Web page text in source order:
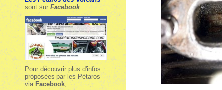
sont sur Facebook
Pour découvrir plus d'infos
proposées par les Pétaros
via Facebook,